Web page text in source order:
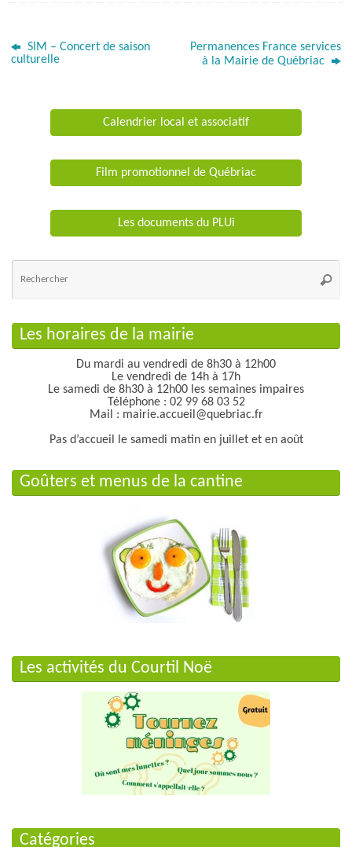
SIM – Concert de saison
culturelle
Permanences France services
à la Mairie de Québriac
Calendrier local et associatif
Film promotionnel de Québriac
Les documents du PLUi
Les horaires de la mairie
Du mardi au vendredi de 8h30 à 12h00
Le vendredi de 14h à 17h
Le samedi de 8h30 à 12h00 les semaines impaires
Téléphone : 02 99 68 03 52
Mail : mairie.accueil@quebriac.fr
Pas d’accueil le samedi matin en juillet et en août
Goûters et menus de la cantine
Les activités du Courtil Noë
Catégories